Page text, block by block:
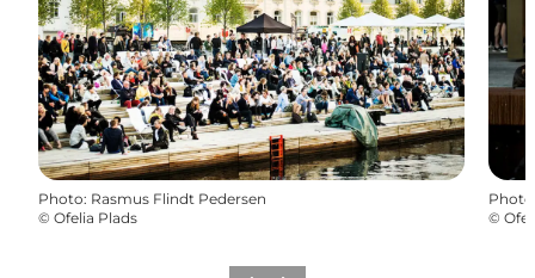
Photo: Rasmus Flindt Pedersen
© Ofelia Plads
Photo
©